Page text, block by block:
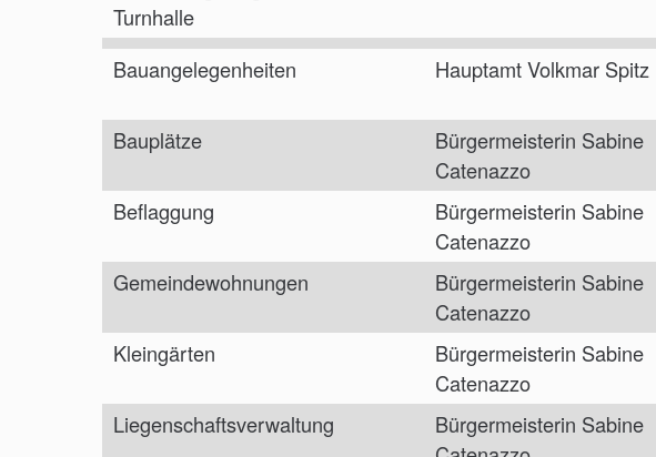
Turnhalle
Bauangelegenheiten
Hauptamt Volkmar Spitz
Bauplätze
Bürgermeisterin Sabine
Catenazzo
Beflaggung
Bürgermeisterin Sabine
Catenazzo
Gemeindewohnungen
Bürgermeisterin Sabine
Catenazzo
Kleingärten
Bürgermeisterin Sabine
Catenazzo
Liegenschaftsverwaltung
Bürgermeisterin Sabine